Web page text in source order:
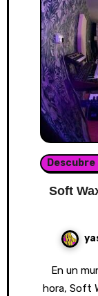
Soft
En un mundo donde todo parece ir a mil por
hora, Soft